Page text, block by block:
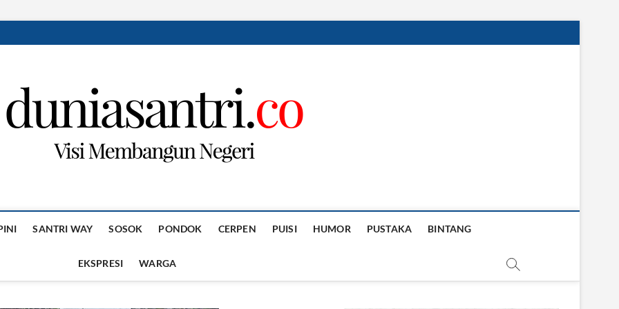
SANTRI WAY SOSOK PONDOK CERPEN PUISI HUMOR PUSTAKA BINTANG
EKSPRESI WARGA